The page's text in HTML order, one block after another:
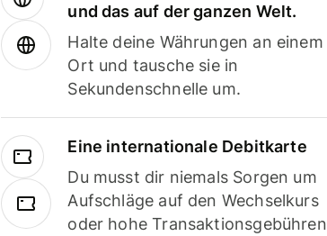
und das auf der ganzen Welt.
Halte deine Währungen an einem
Ort und tausche sie in
Sekundenschnelle um.
Eine internationale Debitkarte
Du musst dir niemals Sorgen um
Aufschläge auf den Wechselkurs
oder hohe Transaktionsgebühren